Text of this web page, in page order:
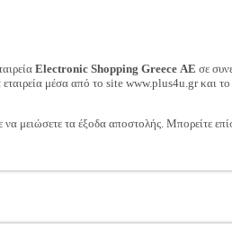
Electronic Shopping Greece ΑΕ σε
μέσα από το site www.plus4u.gr και το
μειώσετε τα έξοδα αποστολής. Μπορείτε